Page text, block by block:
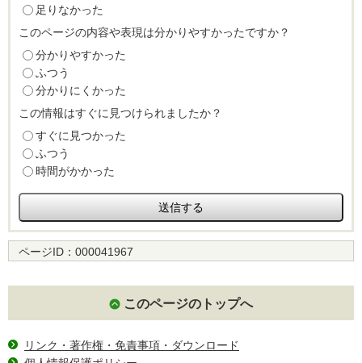
足りなかった
このページの内容や表現は分かりやすかったですか？
分かりやすかった
ふつう
分かりにくかった
この情報はすぐに見つけられましたか？
すぐに見つかった
ふつう
時間がかかった
ページID： 000041967
このページのトップへ
リンク・著作権・免責事項・ダウンロード